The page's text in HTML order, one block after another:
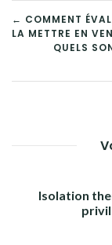
← COMMENT
LA METTRE EN
QUELS
Isolation